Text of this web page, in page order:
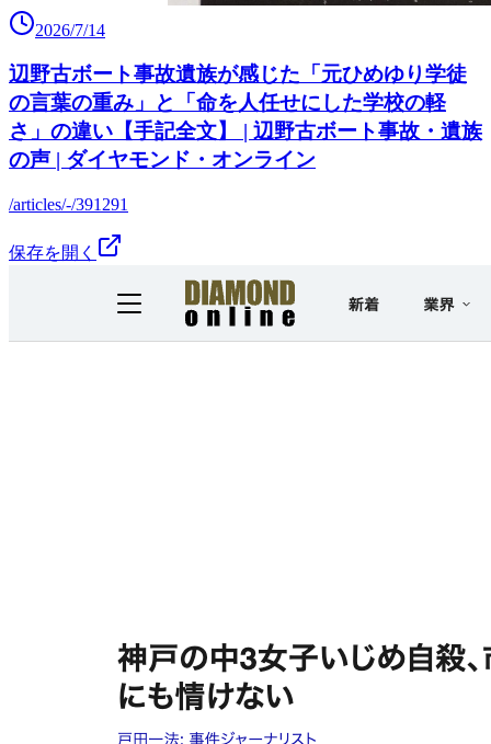
2026/7/14
辺野古ボート事故遺族が感じた「元ひめゆり学徒
の言葉の重み」と「命を人任せにした学校の軽
さ」の違い【手記全文】 | 辺野古ボート事故・遺族
の声 | ダイヤモンド・オンライン
/articles/-/391291
保存を開く